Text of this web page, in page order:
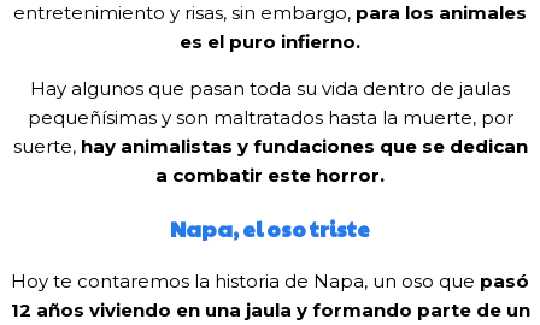
entretenimiento y risas, sin embargo, para los animales
es el puro infierno.
Hay algunos que pasan toda su vida dentro de jaulas
pequeñísimas y son maltratados hasta la muerte, por
suerte, hay animalistas y fundaciones que se dedican
a combatir este horror.
Napa, el oso triste
Hoy te contaremos la historia de Napa, un oso que pasó
12 años viviendo en una jaula y formando parte de un